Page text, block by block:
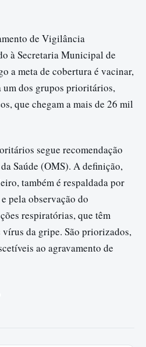
de Vigilância
à Secretaria Municipal de
a meta de cobertura é vacinar,
um dos grupos prioritários,
que chegam a mais de 26 mil
segue recomendação
Saúde (OMS). A definição,
também é respaldada por
pela observação do
respiratórias, que têm
da gripe. São priorizados,
ao agravamento de